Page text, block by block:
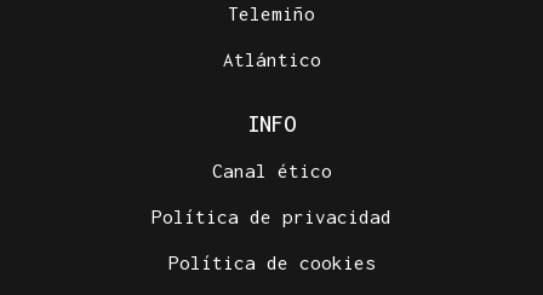
Telemiño
Atlántico
INFO
Canal ético
Política de privacidad
Política de cookies